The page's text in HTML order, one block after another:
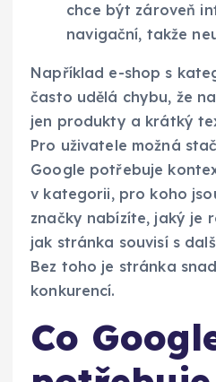
chce být zároveň
navigační, takže
Například e-shop s
často udělá chybu, že
jen produkty a krátký
Pro uživatele možná
Google potřebuje
v kategorii, pro koho
značky nabízíte, jaký je
jak stránka souvisí s
Bez toho je stránka
konkurencí.
Co